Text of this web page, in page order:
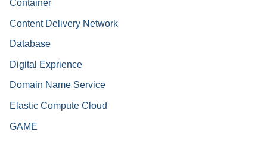
Container
Content Delivery Network
Database
Digital Exprience
Domain Name Service
Elastic Compute Cloud
GAME